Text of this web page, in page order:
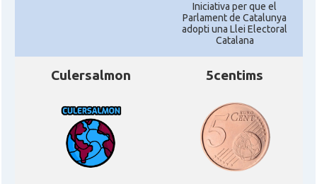
Iniciativa per que el
Parlament de Catalunya
adopti una Llei Electoral
Catalana
Culersalmon 5centims